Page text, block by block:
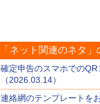
「ネット関連のネタ
確定申告のスマホでの
（2026.03.14）
連絡網のテンプレートを